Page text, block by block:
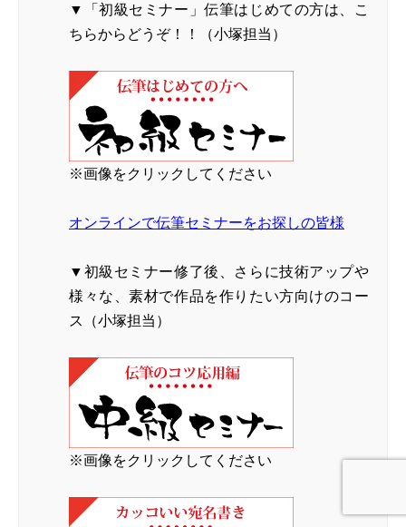
▼「初級セミナー」伝筆はじめての方は、こ
ちらからどうぞ！！（小塚担当）
※画像をクリックしてください
オンラインで伝筆セミナーをお探しの皆様
▼初級セミナー修了後、さらに技術アップや
様々な、素材で作品を作りたい方向けのコー
ス（小塚担当）
※画像をクリックしてください